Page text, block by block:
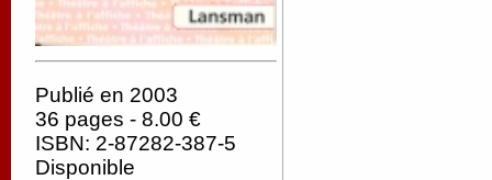
Publié en 2003
36 pages - 8.00 €
ISBN: 2-87282-387-5
Disponible